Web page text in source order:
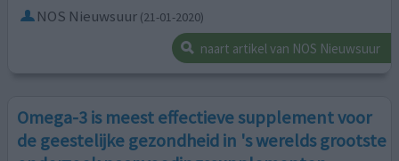
NOS Nieuwsuur (21-01-2020)
naart artikel van NOS Nieuwsuur
Omega-3 is meest effectieve supplement voor
de geestelijke gezondheid in 's werelds grootste